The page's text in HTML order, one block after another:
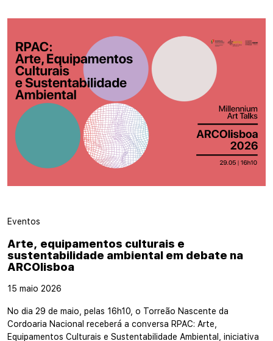
Eventos
Arte, equipamentos culturais e
sustentabilidade ambiental em debate na
ARCOlisboa
15 maio 2026
No dia 29 de maio, pelas 16h10, o Torreão Nascente da
Cordoaria Nacional receberá a conversa RPAC: Arte,
Equipamentos Culturais e Sustentabilidade Ambiental, iniciativa